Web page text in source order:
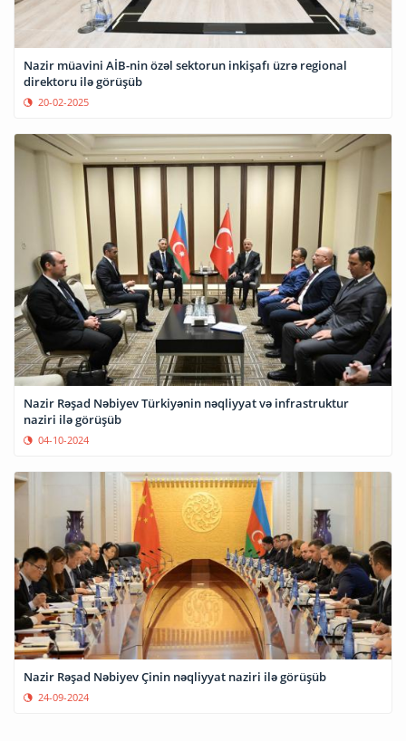
Nazir müavini AİB-nin özəl sektorun inkişafı üzrə regional
direktoru ilə görüşüb
20-02-2025
Nazir Rəşad Nəbiyev Türkiyənin nəqliyyat və infrastruktur
naziri ilə görüşüb
04-10-2024
Nazir Rəşad Nəbiyev Çinin nəqliyyat naziri ilə görüşüb
24-09-2024